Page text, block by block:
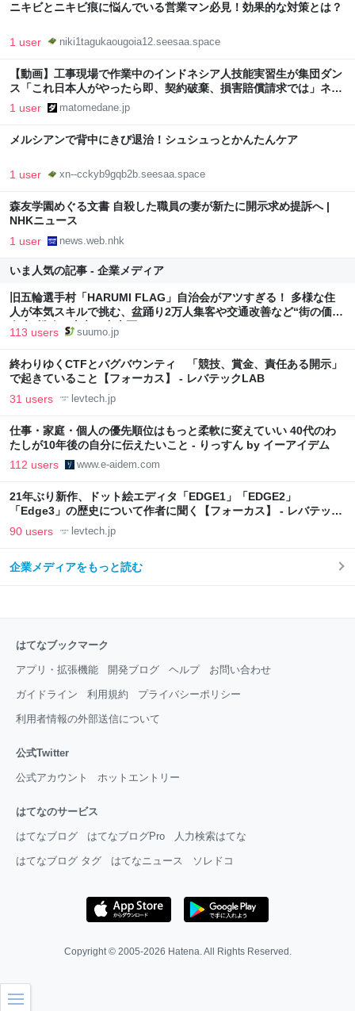
ニキビとニキビ痕に悩んでいる営業マン必見！効果的な対策とは？
1 user niki1tagukaougoia12.seesaa.space
【動画】工事現場で作業中のインドネシア人技能実習生が集団ダン
ス「これ日本人がやったら即、契約破棄、損害賠償請求では」ネッ
トで物議醸す : まとめダネ！
1 user matomedane.jp
メルシアンで背中にきび退治！シュシュっとかんたんケア
1 user xn--cckyb9gqb2b.seesaa.space
森友学園めぐる文書 自殺した職員の妻が新たに開示求め提訴へ |
NHKニュース
1 user news.web.nhk
いま人気の記事 - 企業メディア
旧五輪選手村「HARUMI FLAG」自治会がアツすぎる！ 多様な住
人が本気スキルで挑む、盆踊り2万人集客や交通改善など“街の価値
向上”戦略 東京・中央区
113 users suumo.jp
終わりゆくCTFとバグバウンティ 「競技、賞金、責任ある開示」
で起きていること【フォーカス】 - レバテックLAB
31 users levtech.jp
仕事・家庭・個人の優先順位はもっと柔軟に変えていい 40代のわ
たしが10年後の自分に伝えたいこと - りっすん by イーアイデム
112 users www.e-aidem.com
21年ぶり新作、ドット絵エディタ「EDGE1」「EDGE2」
「Edge3」の歴史について作者に聞く【フォーカス】 - レバテック
LAB
90 users levtech.jp
企業メディアをもっと読む
はてなブックマーク
アプリ・拡張機能 開発ブログ ヘルプ お問い合わせ
ガイドライン 利用規約 プライバシーポリシー
利用者情報の外部送信について
公式Twitter
公式アカウント ホットエントリー
はてなのサービス
はてなブログ はてなブログPro 人力検索はてな
はてなブログ タグ はてなニュース ソレドコ
Copyright © 2005-2026 Hatena. All Rights Reserved.